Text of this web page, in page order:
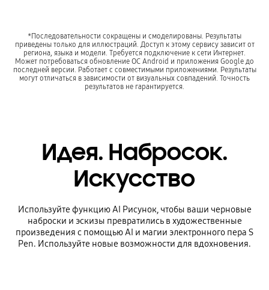
*Последовательности сокращены и смоделированы. Результаты
приведены только для иллюстраций. Доступ к этому сервису зависит от
региона, языка и модели. Требуется подключение к сети Интернет.
Может потребоваться обновление ОС Android и приложения Google до
последней версии. Работает с совместимыми приложениями. Результаты
могут отличаться в зависимости от визуальных совпадений. Точность
результатов не гарантируется.
Идея. Набросок.
Искусство
Используйте функцию AI Рисунок, чтобы ваши черновые
наброски и эскизы превратились в художественные
произведения с помощью AI и магии электронного пера S
Pen. Используйте новые возможности для вдохновения.